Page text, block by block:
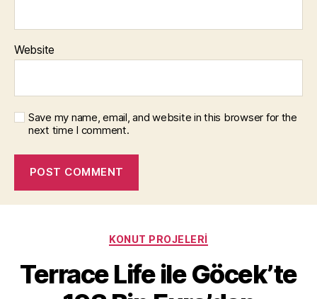
Website
Save my name, email, and website in this browser for the
next time I comment.
Categories
KONUT PROJELERI
Terrace Life ile Göcek’te